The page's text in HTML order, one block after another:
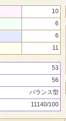
10
6
6
11
53
56
バランス型
11140/100